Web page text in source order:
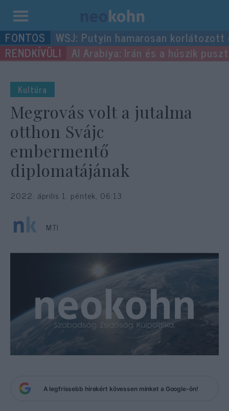
Kilépés
a
tartalomba
WSJ: Putyin hamarosan
Al Arabiya: Irán és a húszik
Kultúra
Megrovás volt a jutalma
otthon Svájc
embermentő
diplomatájának
2022. április 1. péntek, 06:13
MTI
A legfrissebb hírekért kövessen minket a Google-ön!